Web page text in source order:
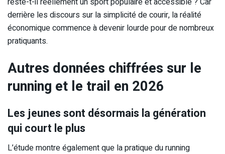
derrière les discours sur la simplicité de courir, la réalité
économique commence à devenir lourde pour de nombreux
pratiquants.
Autres données chiffrées sur le
running et le trail en 2026
Les jeunes sont désormais la génération
qui court le plus
L’étude montre également que la pratique du running